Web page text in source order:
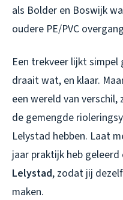
als Bolder en Boswijk
oudere PE/PVC
Een trekveer lijkt simpel
draait wat, en klaar.
een wereld van
de gemengde
Lelystad hebben. Laat
jaar praktijk heb geleerd
Lelystad, zodat jij
maken.